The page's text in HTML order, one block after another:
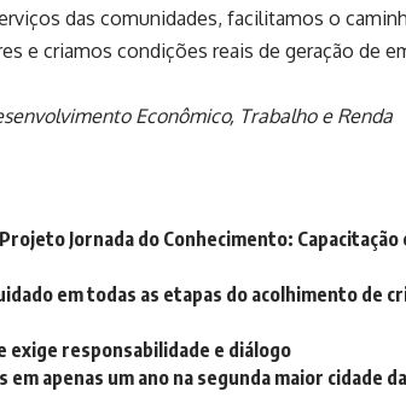
das comunidades, facilitamos o
e criamos condições reais de geração de
Econômico, Trabalho e Renda
Jornada do Conhecimento: Capacitação
em todas as etapas do acolhimento de
exige responsabilidade e diálogo
apenas um ano na segunda maior cidade